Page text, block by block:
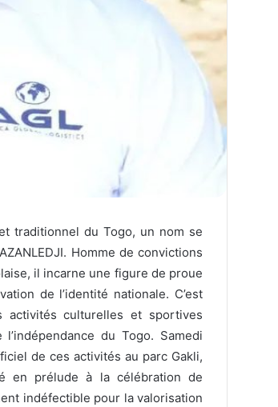
traditionnel du Togo, un nom se
Homme de convictions
il incarne une figure de proue
de l’identité nationale. C’est
activités culturelles et sportives
du Togo. Samedi
de ces activités au parc Gakli,
en prélude à la célébration de
indéfectible pour la valorisation